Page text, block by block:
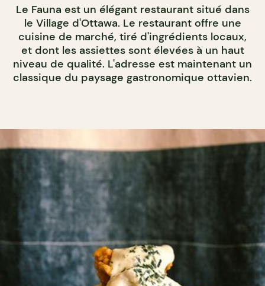
Le Fauna est un élégant restaurant situé dans
le Village d'Ottawa. Le restaurant offre une
cuisine de marché, tiré d'ingrédients locaux,
et dont les assiettes sont élevées à un haut
niveau de qualité. L'adresse est maintenant un
classique du paysage gastronomique ottavien.